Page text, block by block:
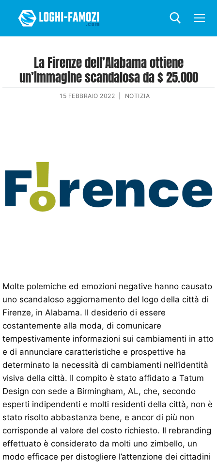
La Firenze dell’Alabama ottiene
un’immagine scandalosa da $ 25.000
15 FEBBRAIO 2022 NOTIZIA
Molte polemiche ed emozioni negative hanno causato
uno scandaloso aggiornamento del logo della città di
Firenze, in Alabama. Il desiderio di essere
costantemente alla moda, di comunicare
tempestivamente informazioni sui cambiamenti in atto
e di annunciare caratteristiche e prospettive ha
determinato la necessità di cambiamenti nell’identità
visiva della città. Il compito è stato affidato a Tatum
Design con sede a Birmingham, AL, che, secondo
esperti indipendenti e molti residenti della città, non è
stato risolto abbastanza bene, e ancor di più non
corrisponde al valore del costo richiesto. Il rebranding
effettuato è considerato da molti uno zimbello, un
modo efficace per distogliere l’attenzione dei cittadini